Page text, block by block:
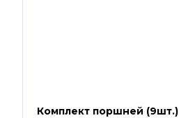
Комплект поршней (9шт.)